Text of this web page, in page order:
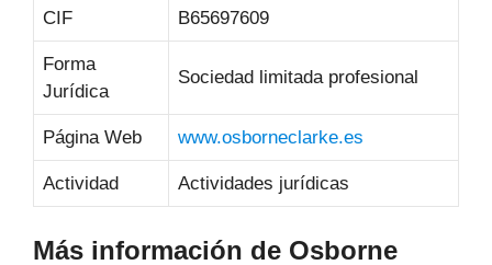
CIF B65697609
Forma
Jurídica
Sociedad limitada profesional
Página Web www.osborneclarke.es
Actividad Actividades jurídicas
Más información de Osborne